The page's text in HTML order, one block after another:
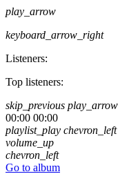
play_arrow
keyboard_arrow_right
Listeners:
Top listeners:
skip_previous play_arrow
00:00 00:00
playlist_play chevron_left
volume_up
chevron_left
Go to album